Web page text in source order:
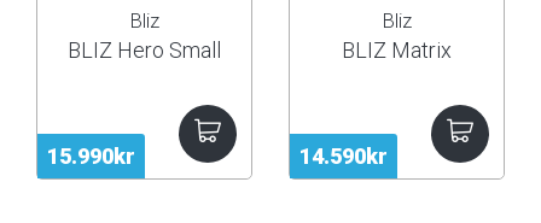
15.990kr
Bliz
BLIZ Hero Small
14.590kr
Bliz
BLIZ Matrix